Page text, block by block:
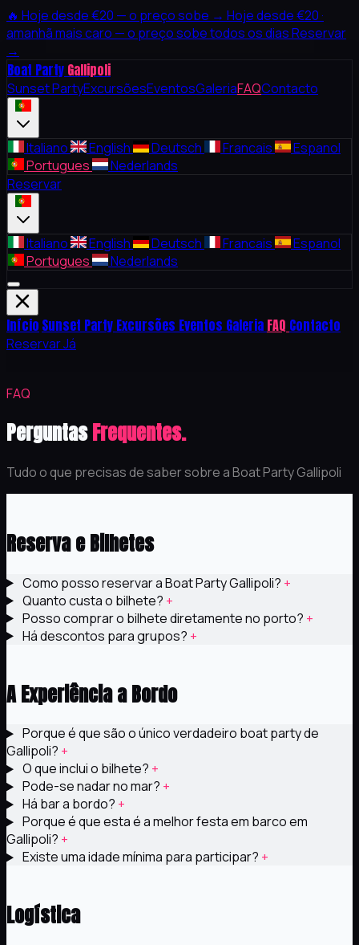
🔥 Hoje desde €20 — o preço sobe → Hoje desde €20 ·
amanhã mais caro — o preço sobe todos os diasReservar
→
Boat Party Gallipoli
Sunset PartyExcursõesEventosGaleriaFAQContacto
Italiano English Deutsch Francais
Espanol
Portugues
Nederlands
Reservar
Italiano English Deutsch Francais
Espanol
Portugues
Nederlands
Início Sunset Party Excursões Eventos Galeria FAQ Contacto
Reservar Já
FAQ
PerguntasFrequentes.
Tudo o que precisas de saber sobre a Boat Party Gallipoli
Reserva e Bilhetes
Como posso reservar a Boat Party Gallipoli? +
Quanto custa o bilhete? +
Posso comprar o bilhete diretamente no porto? +
Há descontos para grupos? +
A Experiência a Bordo
Porque é que são o único verdadeiro boat party de
Gallipoli? +
O que inclui o bilhete? +
Pode-se nadar no mar? +
Há bar a bordo? +
Porque é que esta é a melhor festa em barco em
Gallipoli? +
Existe uma idade mínima para participar? +
Logística